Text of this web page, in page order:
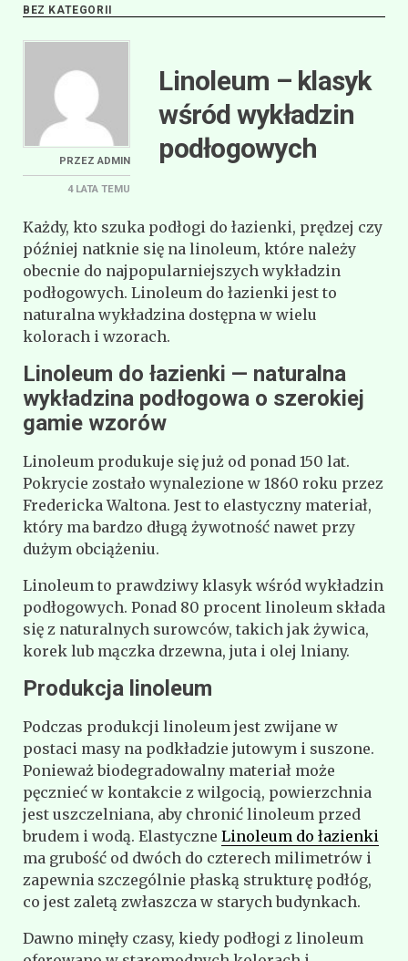
BEZ KATEGORII
PRZEZADMIN
4 LATA TEMU
Linoleum – klasyk
wśród wykładzin
podłogowych
Każdy, kto szuka podłogi do łazienki, prędzej czy
później natknie się na linoleum, które należy
obecnie do najpopularniejszych wykładzin
podłogowych. Linoleum do łazienki jest to
naturalna wykładzina dostępna w wielu
kolorach i wzorach.
Linoleum do łazienki — naturalna
wykładzina podłogowa o szerokiej
gamie wzorów
Linoleum produkuje się już od ponad 150 lat.
Pokrycie zostało wynalezione w 1860 roku przez
Fredericka Waltona. Jest to elastyczny materiał,
który ma bardzo długą żywotność nawet przy
dużym obciążeniu.
Linoleum to prawdziwy klasyk wśród wykładzin
podłogowych. Ponad 80 procent linoleum składa
się z naturalnych surowców, takich jak żywica,
korek lub mączka drzewna, juta i olej lniany.
Produkcja linoleum
Podczas produkcji linoleum jest zwijane w
postaci masy na podkładzie jutowym i suszone.
Ponieważ biodegradowalny materiał może
pęcznieć w kontakcie z wilgocią, powierzchnia
jest uszczelniana, aby chronić linoleum przed
brudem i wodą. Elastyczne Linoleum do łazienki
ma grubość od dwóch do czterech milimetrów i
zapewnia szczególnie płaską strukturę podłóg,
co jest zaletą zwłaszcza w starych budynkach.
Dawno minęły czasy, kiedy podłogi z linoleum